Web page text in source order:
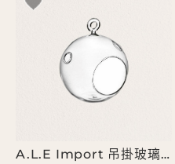
A.L.E Import 吊掛玻璃器皿